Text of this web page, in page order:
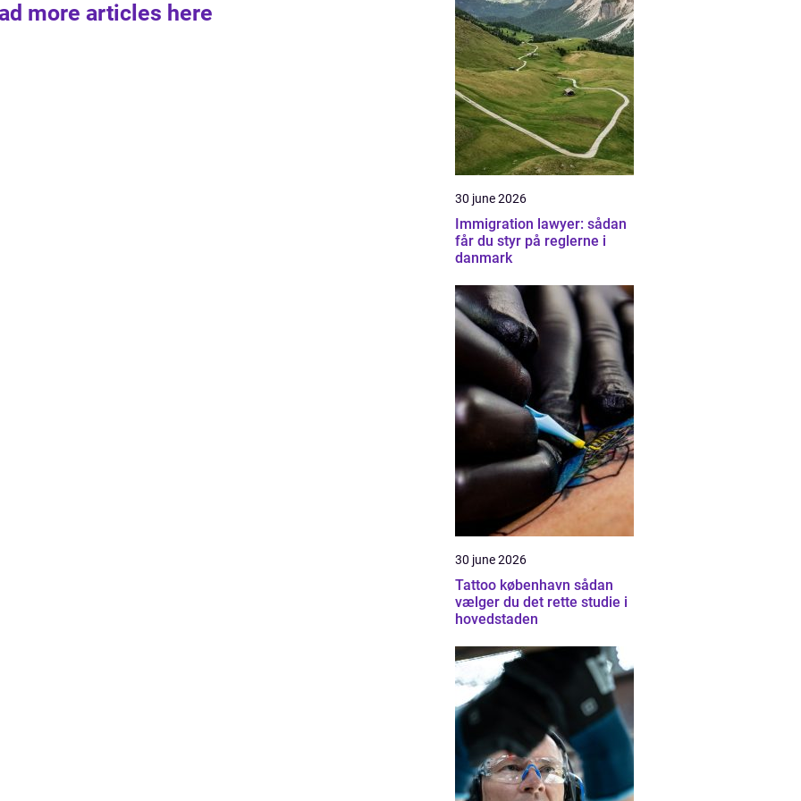
more articles here
30 june 2026
Immigration lawyer: sådan
får du styr på reglerne i
danmark
30 june 2026
Tattoo københavn sådan
vælger du det rette studie i
hovedstaden